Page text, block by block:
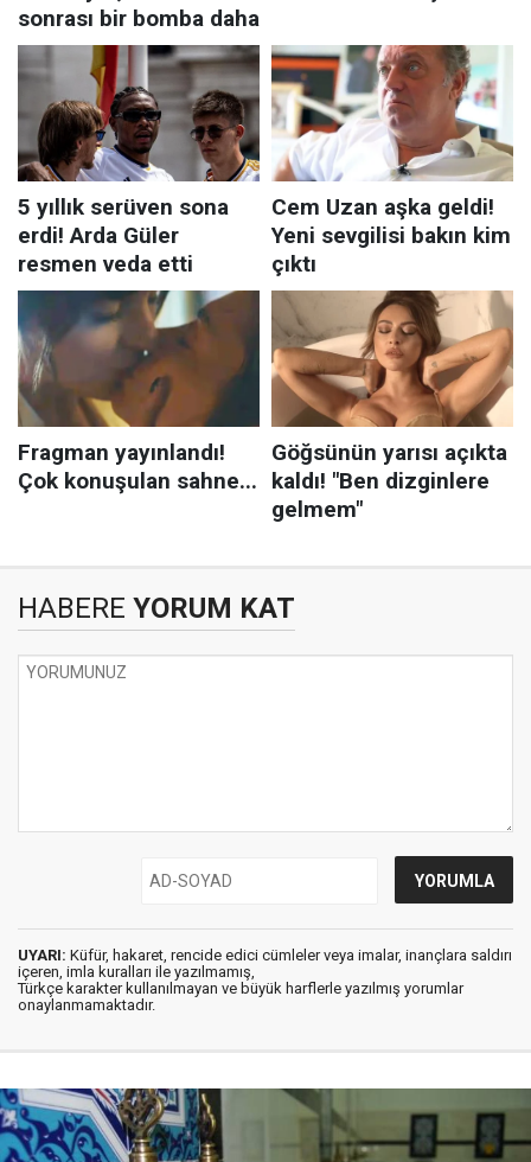
HABERE YORUM KAT
UYARI: Küfür, hakaret, rencide edici cümleler veya imalar, inançlara saldırı
içeren, imla kuralları ile yazılmamış,
Türkçe karakter kullanılmayan ve büyük harflerle yazılmış yorumlar
onaylanmamaktadır.